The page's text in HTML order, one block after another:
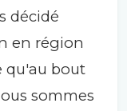
décidé
en région
qu'au bout
sommes